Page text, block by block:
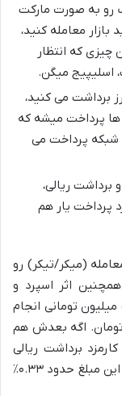
رو به صورت مارکت
معامله کنید،
چیزی که انتظار
اسلیپیج میگن.
برداشت می کنید،
ها پرداخت میشه که
شبکه پرداخت می
و برداشت ریالی،
پرداخت یار هم
(میکر/تیکر) رو
همچنین اثر اسپرد و
اسلیپیج در نظر بگیرید. مثلاً اگه یه معامله ۵ میلیون تومانی انجام
بدید و کارمزد تیکر ۰.۲۵٪ باشه، میشه ۱۲,۵۰۰ تومان. اگه بعدش هم
کنید و ۴,۰۰۰ تومان کارمزد برداشت ریالی
باشه، جمع هزینه هاتون میشه ۱۶,۵۰۰ تومان. این مبلغ حدود ۰.۳۳٪